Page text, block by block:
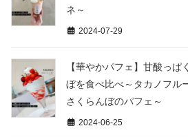
ネ～
2024-07-29
【華やかパフェ】甘酸っ
ぼを食べ比べ～タカノフル
さくらんぼのパフェ～
2024-06-25